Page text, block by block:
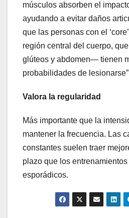
músculos absorben el
ayudando a evitar daños
que las personas con el
región central del cuerpo,
glúteos y abdomen— tienen
probabilidades de
Valora la regularidad
Más importante que la
mantener la frecuencia. Las
constantes suelen traer
plazo que los
esporádicos.